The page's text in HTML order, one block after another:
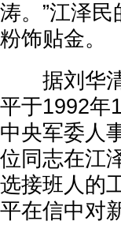
涛。”江泽
粉饰贴金。
据刘华清
平于1992年
中央军委人
位同志在江
选接班人的
平在信中对